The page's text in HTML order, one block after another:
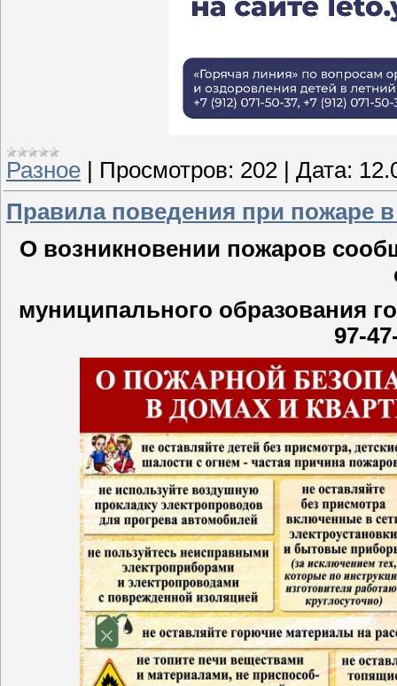
Разное Просмотров: 202 Дата:
Правила поведения при пожаре
О возникновении пожаров
муниципального образования
97-